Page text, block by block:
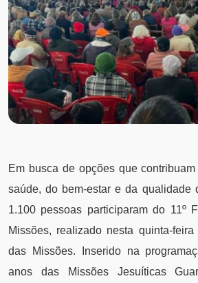
Em busca de opções que
saúde, do bem-estar e da qualidade
1.100 pessoas participaram do 11º
Missões, realizado nesta quinta-
das Missões. Inserido na
anos das Missões Jesuíticas